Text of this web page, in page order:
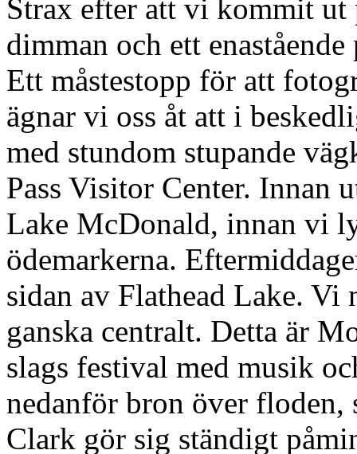
Strax efter att vi kommit ut
dimman och ett
Ett måstestopp för att
ägnar vi oss åt att i
med stundom stupande
Pass Visitor Center. Innan
Lake McDonald, innan vi
ödemarkerna.
sidan av Flathead Lake.
ganska centralt. Detta är
slags festival med musik
nedanför bron över
Clark gör sig ständigt